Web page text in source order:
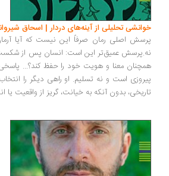
تحلیلی از آینه‌های دردار | اسحاق شیروانی
اصلی رمان صرفاً این نیست که آیا آرمان‌ها
عمیق‌تر این است: انسان پس از شکست
معنا و هویت خود را حفظ کند؟... پاسخی که
است و نه تسلیم. او راهی دیگر را انتخاب
بدون آنکه به خیانت، گریز از واقعیت یا انکار